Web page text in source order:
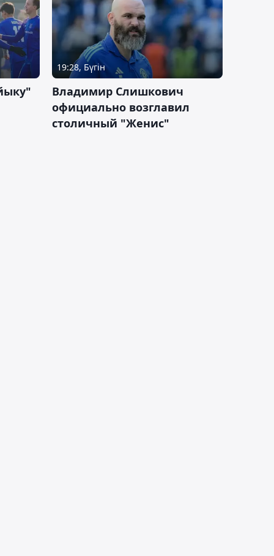
19:28, Бүгін
Владимир Слишкович
официально возглавил
столичный "Женис"